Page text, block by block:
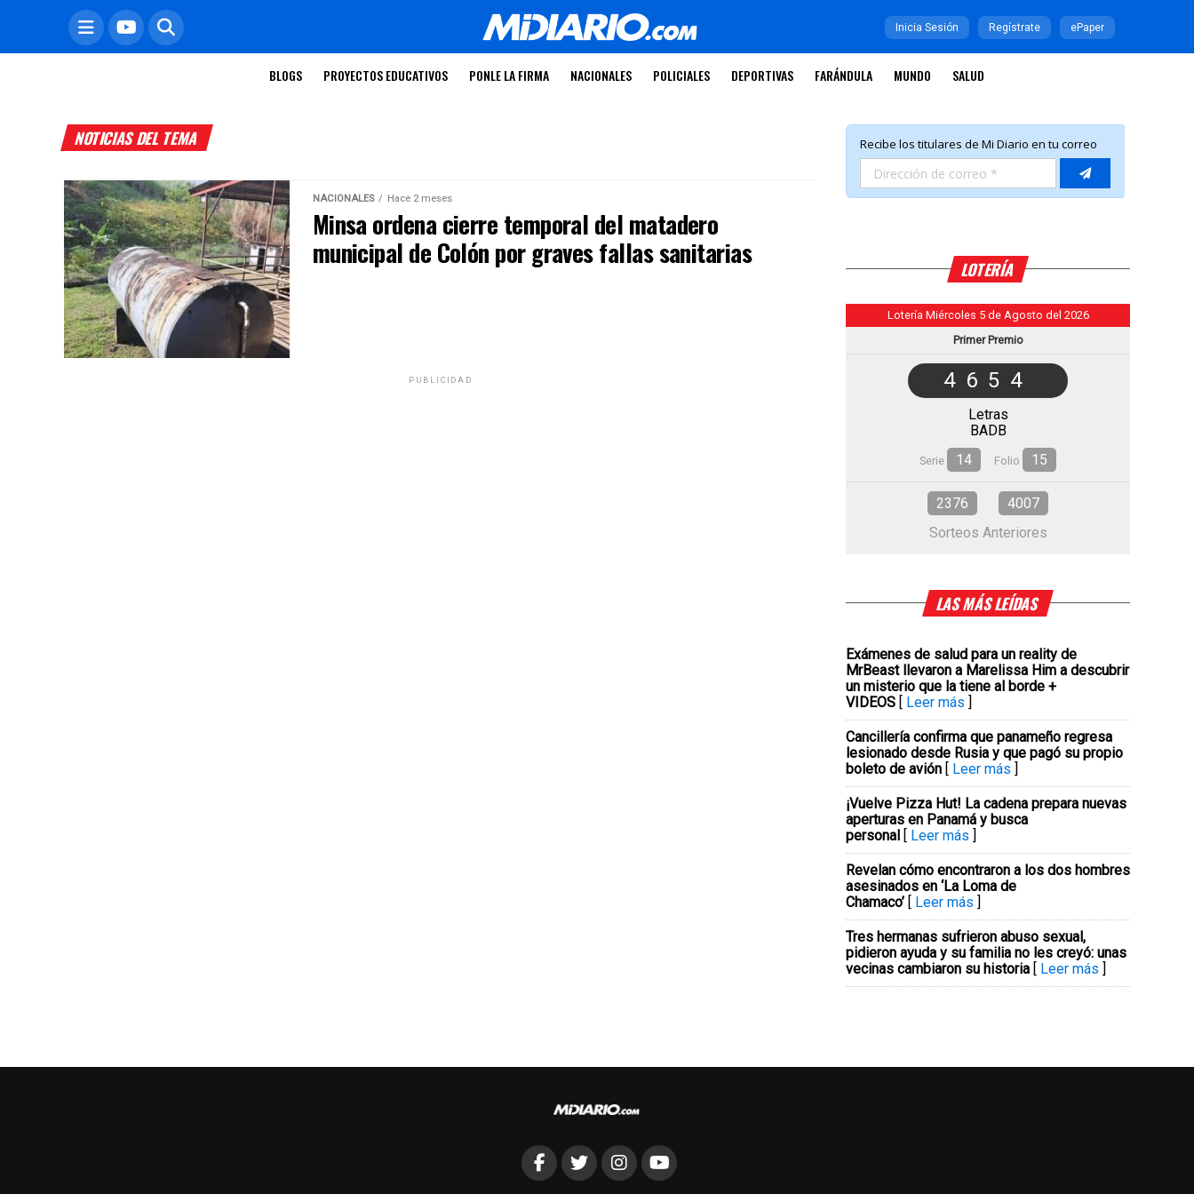
Inicia Sesión Regístrate ePaper
BLOGS PROYECTOS EDUCATIVOS PONLE LA FIRMA NACIONALES POLICIALES DEPORTIVAS FARÁNDULA MUNDO SALUD
NOTICIAS DEL TEMA
NACIONALES Hace 2 meses
Minsa ordena cierre temporal del matadero
municipal de Colón por graves fallas sanitarias
PUBLICIDAD
LOTERÍA
Lotería Miércoles 5 de Agosto del 2026
Primer Premio
4654
Letras
BADB
Serie 14 Folio 15
2376
4007
Sorteos Anteriores
LAS MÁS LEÍDAS
Exámenes de salud para un reality de
MrBeast llevaron a Marelissa Him a descubrir
un misterio que la tiene al borde +
VIDEOS [ Leer más ]
Cancillería confirma que panameño regresa
lesionado desde Rusia y que pagó su propio
boleto de avión [ Leer más ]
¡Vuelve Pizza Hut! La cadena prepara nuevas
aperturas en Panamá y busca
personal [ Leer más ]
Revelan cómo encontraron a los dos hombres
asesinados en ‘La Loma de
Chamaco’ [ Leer más ]
Tres hermanas sufrieron abuso sexual,
pidieron ayuda y su familia no les creyó: unas
vecinas cambiaron su historia [ Leer más ]